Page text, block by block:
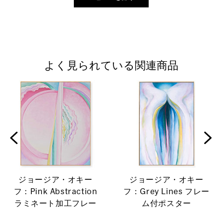
よく見られている関連商品
ジョージア・オキー
フ：Pink Abstraction
ラミネート加工フレー
ジョージア・オキー
フ：Grey Lines フレー
ム付ポスター